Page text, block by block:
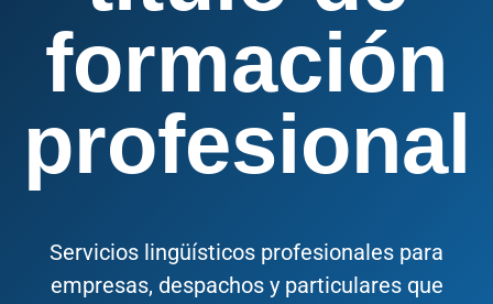
formación
profesional
Servicios lingüísticos profesionales para
empresas, despachos y particulares que